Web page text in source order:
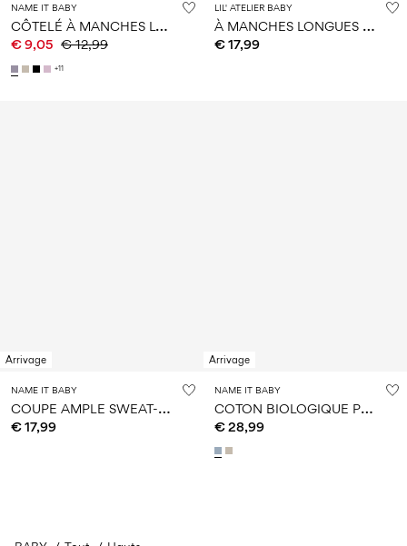
NAME IT BABY
C
ÔTELÉ À MANCHES LONGUES BARBOTEUSE
€ 9,05 € 12,99
+11
LIL' ATELIER BABY
À
MANCHES LONGUES BARBOTEUSE
€ 17,99
Arrivage
NAME IT BABY
C
OUPE AMPLE SWEAT-SHIRT
€ 17,99
Arrivage
NAME IT BABY
C
OTON BIOLOGIQUE PULLOVER
€ 28,99